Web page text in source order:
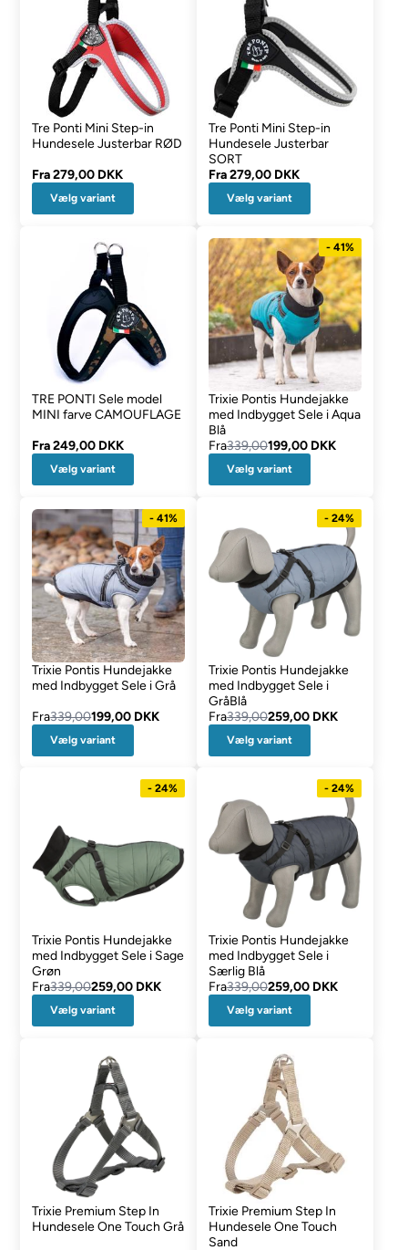
Tre Ponti Mini Step-in
Hundesele Justerbar RØD
Fra279,00 DKK
Vælg variant
Tre Ponti Mini Step-in
Hundesele Justerbar
SORT
Fra279,00 DKK
Vælg variant
TRE PONTI Sele model
MINI farve CAMOUFLAGE
Fra249,00 DKK
Vælg variant
- 41%
Trixie Pontis Hundejakke
med Indbygget Sele i Aqua
Blå
Fra339,00199,00 DKK
Vælg variant
- 41%
Trixie Pontis Hundejakke
med Indbygget Sele i Grå
Fra339,00199,00 DKK
Vælg variant
- 24%
Trixie Pontis Hundejakke
med Indbygget Sele i
GråBlå
Fra339,00259,00 DKK
Vælg variant
- 24%
Trixie Pontis Hundejakke
med Indbygget Sele i Sage
Grøn
Fra339,00259,00 DKK
Vælg variant
- 24%
Trixie Pontis Hundejakke
med Indbygget Sele i
Særlig Blå
Fra339,00259,00 DKK
Vælg variant
Trixie Premium Step In
Hundesele One Touch Grå
Trixie Premium Step In
Hundesele One Touch
Sand